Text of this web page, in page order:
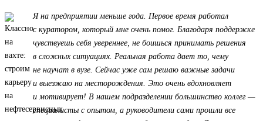
Я на предприятии меньше года. Первое время работал
с куратором, который мне очень помог. Благодаря поддержке
чувствуешь себя увереннее, не боишься принимать решения
в сложных ситуациях. Реальная работа дает то, чему
не научат в вузе. Сейчас уже сам решаю важные задачи
и выезжаю на месторождения. Это очень вдохновляет
и мотивирует! В нашем подразделении большинство коллег —
специалисты с опытом, а руководители сами прошли все